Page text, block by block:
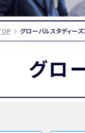
お問い合
資料請求
グローバルスタディー
グロ